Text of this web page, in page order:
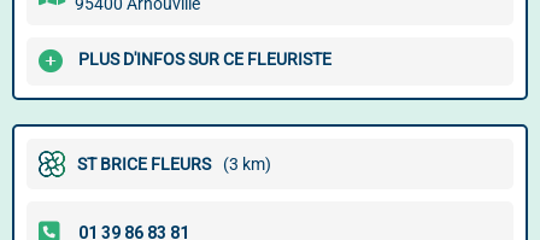
PLUS D'INFOS SUR CE FLEURISTE
ST BRICE FLEURS (3 km)